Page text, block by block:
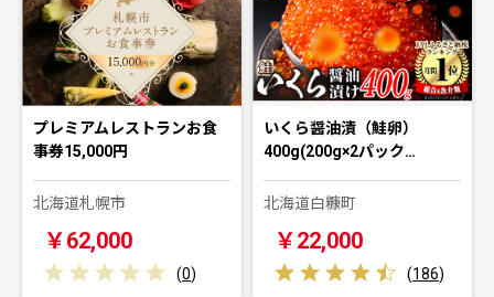
プレミアムレストランお食
事券15,000円
北海道札幌市
￥62,000
(0)
いくら醤油漬（鮭卵）
400g(200g×2パック…
北海道白糠町
￥22,000
(186)